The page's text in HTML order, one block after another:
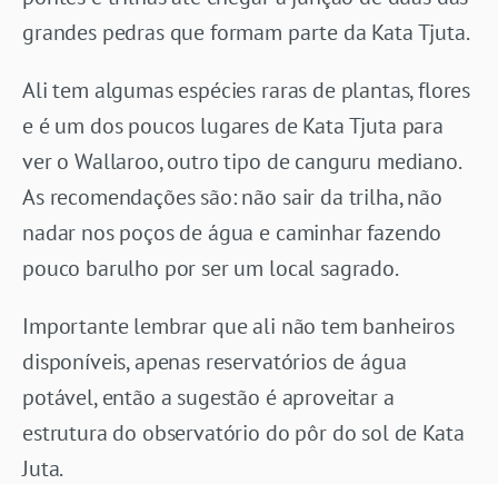
grandes pedras que formam parte da Kata Tjuta.
Ali tem algumas espécies raras de plantas, flores
e é um dos poucos lugares de Kata Tjuta para
ver o Wallaroo, outro tipo de canguru mediano.
As recomendações são: não sair da trilha, não
nadar nos poços de água e caminhar fazendo
pouco barulho por ser um local sagrado.
Importante lembrar que ali não tem banheiros
disponíveis, apenas reservatórios de água
potável, então a sugestão é aproveitar a
estrutura do observatório do pôr do sol de Kata
Juta.